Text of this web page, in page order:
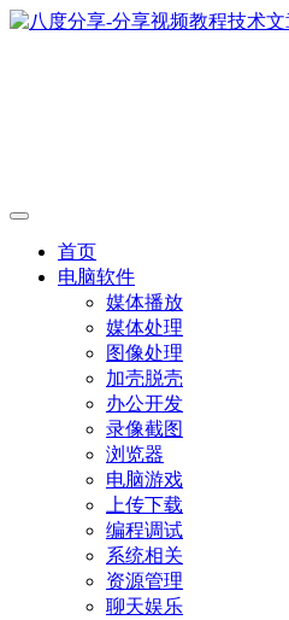
首页
电脑软件
媒体播放
媒体处理
图像处理
加壳脱壳
办公开发
录像截图
浏览器
电脑游戏
上传下载
编程调试
系统相关
资源管理
聊天娱乐